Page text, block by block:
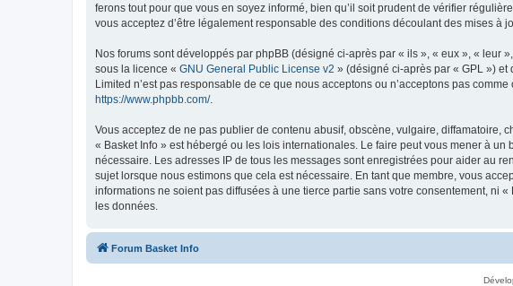
ferons tout pour que vous en soyez informé, bien qu’il soit prudent de vérifier
vous acceptez d’être légalement responsable des conditions découlant des mises à
Nos forums sont développés par phpBB (désigné ci-après par « ils », « eux », « leur
sous la licence « GNU General Public License v2 » (désigné ci-après par « GPL »)
Limited n’est pas responsable de ce que nous acceptons ou n’acceptons pas
https://www.phpbb.com/.
Vous acceptez de ne pas publier de contenu abusif, obscène, vulgaire, diffamatoire,
« Basket Info » est hébergé ou les lois internationales. Le faire peut vous mener à
nécessaire. Les adresses IP de tous les messages sont enregistrées pour aider au
sujet lorsque nous estimons que cela est nécessaire. En tant que membre, vous
informations ne soient pas diffusées à une tierce partie sans votre consentement, ni
les données.
Forum Basket Info